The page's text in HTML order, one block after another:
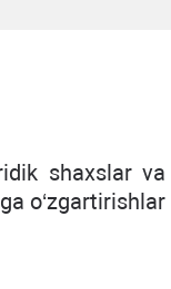
shaxslar